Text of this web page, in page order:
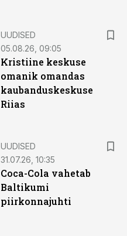
UUDISED
05.08.26, 09:05
Kristiine keskuse
omanik omandas
kaubanduskeskuse
Riias
UUDISED
31.07.26, 10:35
Coca-Cola vahetab
Baltikumi
piirkonnajuhti